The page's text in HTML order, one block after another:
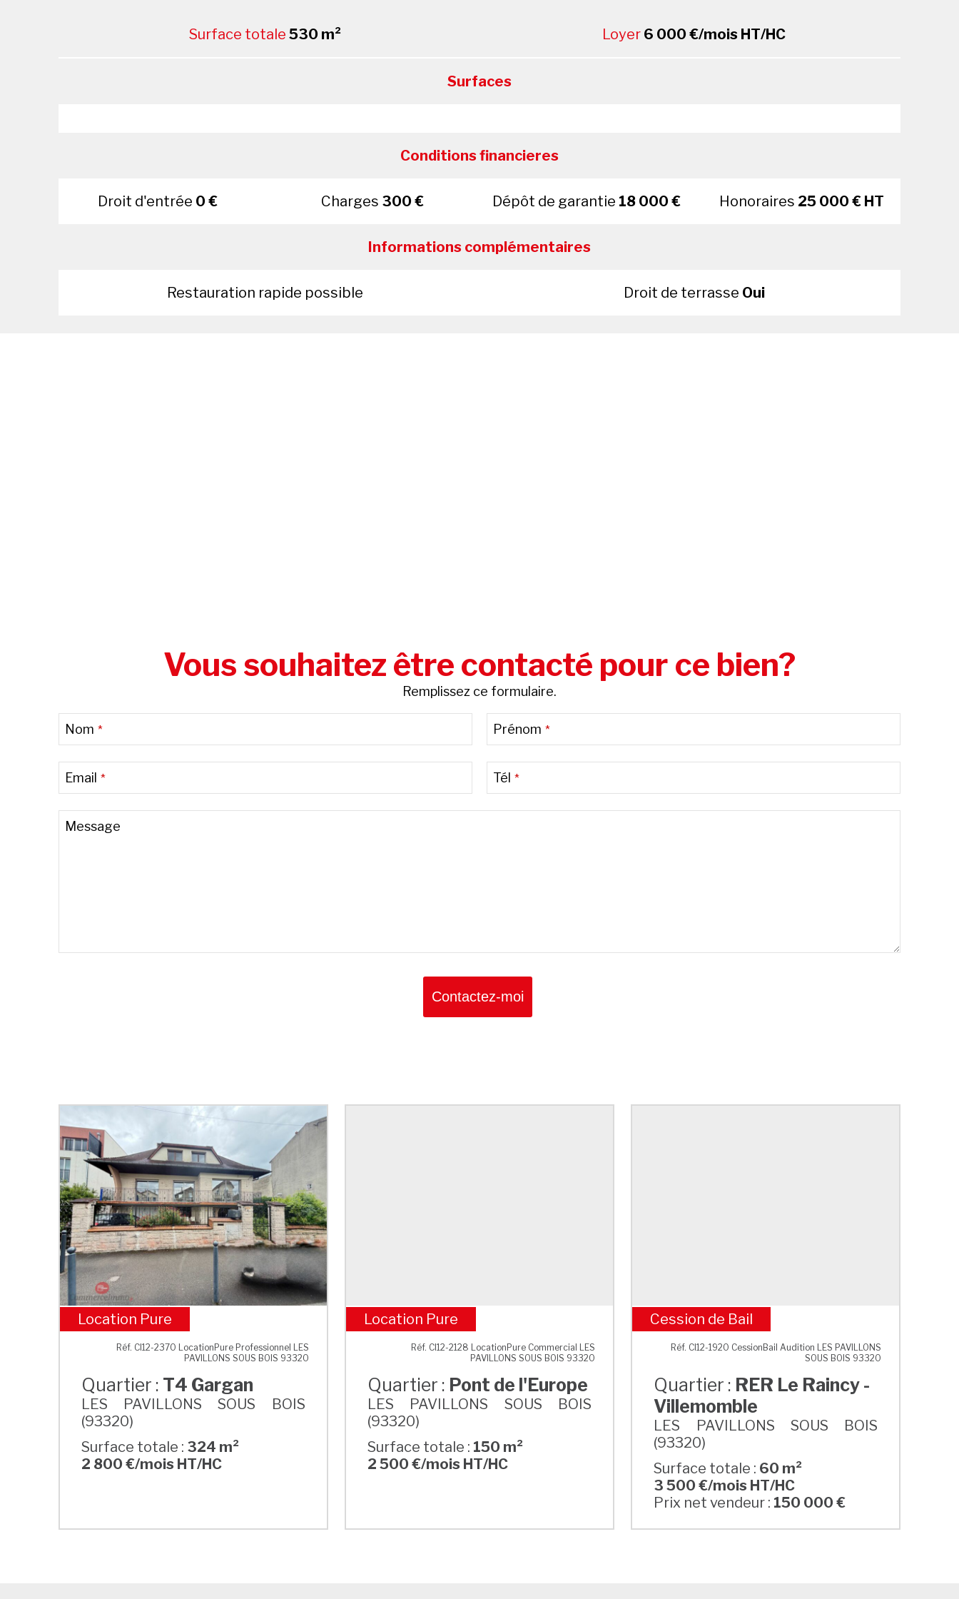
Surface totale 530 m² Loyer 6 000 €/mois HT/HC
Surfaces
Conditions financieres
Droit d'entrée 0 € Charges 300 € Dépôt de garantie 18 000 € Honoraires 25 000 € HT
Informations complémentaires
Restauration rapide possible Droit de terrasse Oui
Vous souhaitez être contacté pour ce bien?
Remplissez ce formulaire.
Email
Nom * Prénom *
Email * Tél *
Message
Contactez-moi
T4 Gargan
Location Pure
Réf. CI12-2370 LocationPure Professionnel LES
PAVILLONS SOUS BOIS 93320
Quartier : T4 Gargan
LES PAVILLONS SOUS BOIS
(93320)
Surface totale : 324 m²
2 800 €/mois HT/HC
Pont de l'Europe
Location Pure
Réf. CI12-2128 LocationPure Commercial LES
PAVILLONS SOUS BOIS 93320
Quartier : Pont de l'Europe
LES PAVILLONS SOUS BOIS
(93320)
Surface totale : 150 m²
2 500 €/mois HT/HC
RER Le Raincy - Villemomble
Cession de Bail
Réf. CI12-1920 CessionBail Audition LES PAVILLONS
SOUS BOIS 93320
Quartier : RER Le Raincy -
Villemomble
LES PAVILLONS SOUS BOIS
(93320)
Surface totale : 60 m²
3 500 €/mois HT/HC
Prix net vendeur : 150 000 €